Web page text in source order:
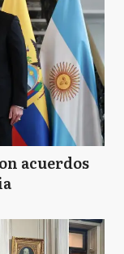
acuerdos